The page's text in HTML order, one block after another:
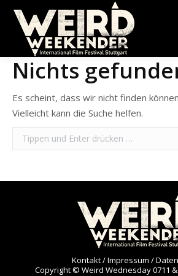
Nichts
Es scheint, dass wir nicht finden
Vielleicht kann die Suche helfen.
Search:
Kontakt / Impressum /
Copyright © Weird Wednesday 0711 &